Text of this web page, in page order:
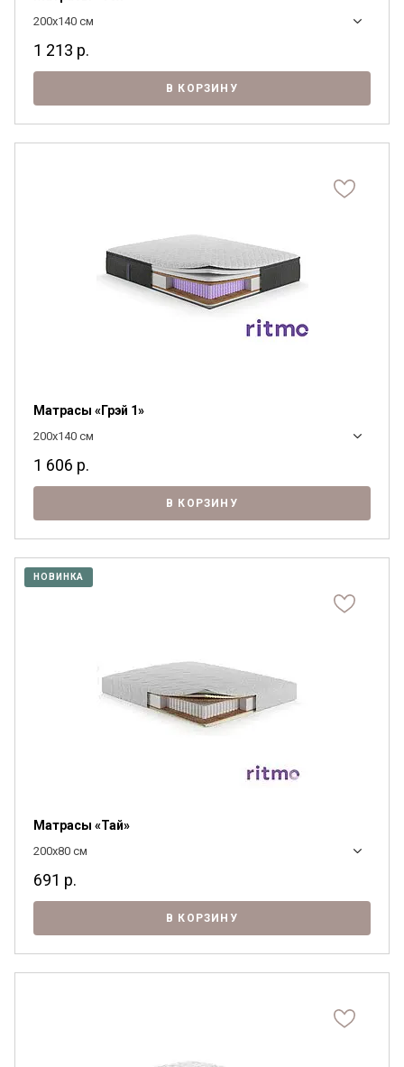
200x140 см
1 213 р.
В КОРЗИНУ
Матрасы «Грэй 1»
200x140 см
1 606 р.
В КОРЗИНУ
НОВИНКА
Матрасы «Тай»
200x80 см
691 р.
В КОРЗИНУ